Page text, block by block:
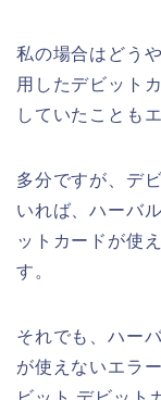
私の場合はどう
用したデビット
していたことも
多分ですが、デ
いれば、ハーバ
ットカードが使
す。
それでも、ハー
が使えないエラ